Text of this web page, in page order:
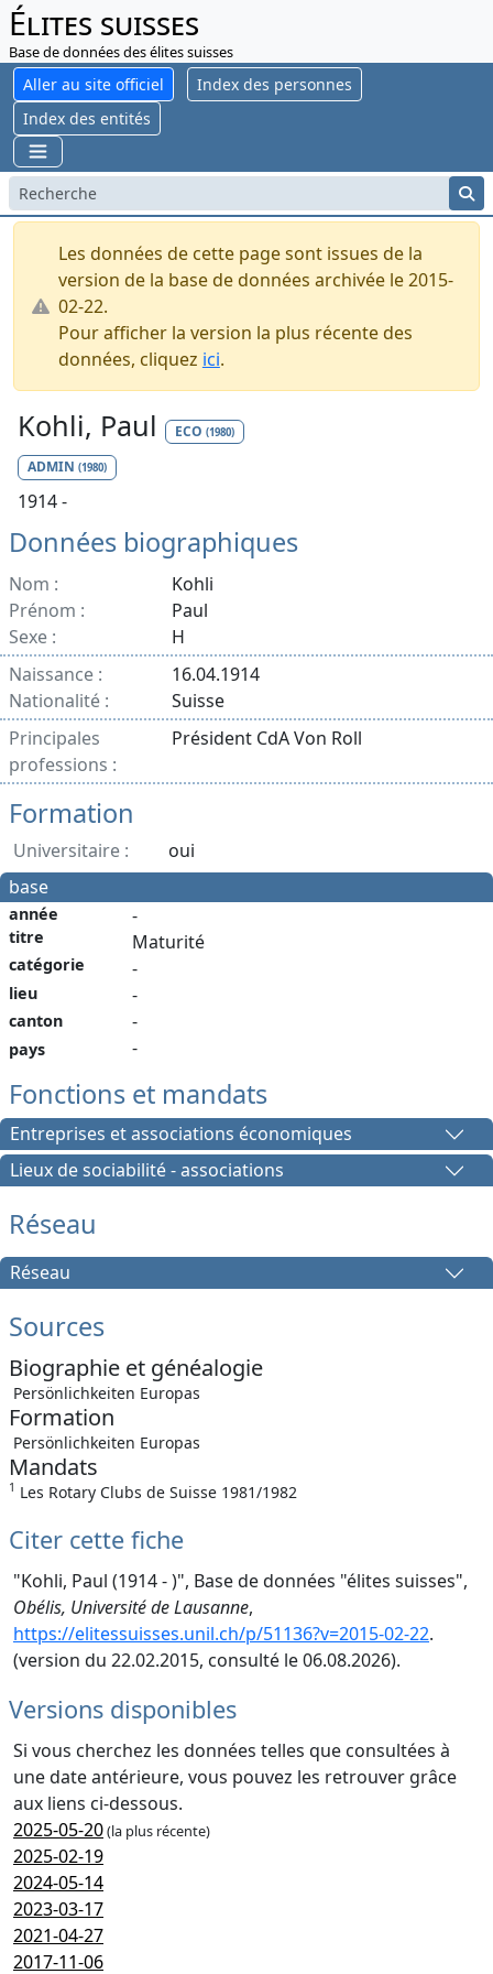
Élites suisses
Base de données des élites suisses
Aller au site officiel
Index des personnes
Index des entités
Les données de cette page sont issues de la
version de la base de données archivée le 2015-
02-22.
Pour afficher la version la plus récente des
données, cliquez ici.
Kohli, Paul ECO (1980)
ADMIN (1980)
1914 -
Données biographiques
Nom :
Kohli
Prénom :
Paul
Sexe :
H
Naissance :
16.04.1914
Nationalité :
Suisse
Principales
professions :
Président CdA Von Roll
Formation
Universitaire :
oui
base
année
titre
catégorie
lieu
canton
pays
-
Maturité
-
-
-
-
Fonctions et mandats
Entreprises et associations économiques
Lieux de sociabilité - associations
Réseau
Réseau
Sources
Biographie et généalogie
Persönlichkeiten Europas
Formation
Persönlichkeiten Europas
Mandats
1 Les Rotary Clubs de Suisse 1981/1982
Citer cette fiche
"Kohli, Paul (1914 - )", Base de données "élites suisses",
Obélis, Université de Lausanne,
https://elitessuisses.unil.ch/p/51136?v=2015-02-22.
(version du 22.02.2015, consulté le 06.08.2026).
Versions disponibles
Si vous cherchez les données telles que consultées à
une date antérieure, vous pouvez les retrouver grâce
aux liens ci-dessous.
2025-05-20(la plus récente)
2025-02-19
2024-05-14
2023-03-17
2021-04-27
2017-11-06